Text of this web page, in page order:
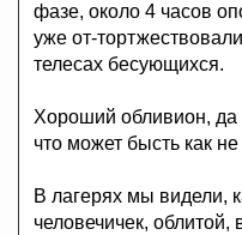
фазе, около 4 часов
уже от-
телесах бесующихся.
Хороший обливион, да
что может бысть как
В лагерях мы видели,
человечичек,